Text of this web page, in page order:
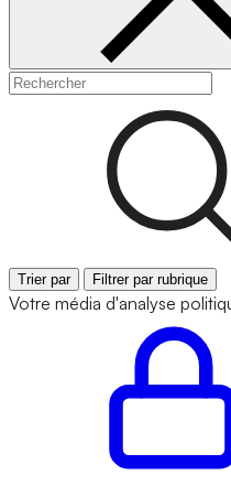
Trier par Filtrer par rubrique
Votre média d'analyse